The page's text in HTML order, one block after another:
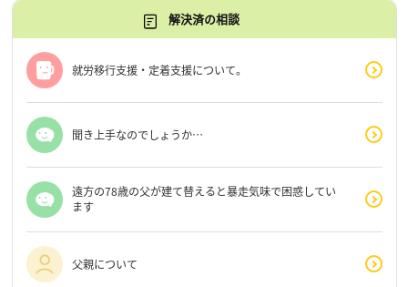
解決済の相談
就労移行支援・定着支援について。
聞き上手なのでしょうか…
遠方の78歳の父が建て替えると暴走気味で困惑してい
ます
父親について